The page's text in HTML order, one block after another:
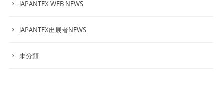
JAPANTEX WEB NEWS
JAPANTEX出展者NEWS
未分類